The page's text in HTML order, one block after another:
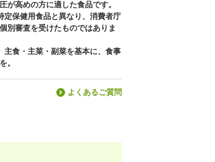
が高めの方に適した食品です。
定保健用食品と異なり、消費者庁
別審査を受けたものではありま
主食・主菜・副菜を基本に、食事
。
よくあるご質問